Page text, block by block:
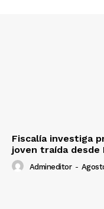
Fiscalía investiga
joven traída desde
Admineditor -